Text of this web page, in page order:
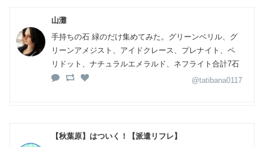
山灘
手持ちの石 緑のだけ集めてみた。グリーンベリル、グ
リーンアメジスト、アイドクレース、プレナイト、ペ
リドット、ナチュラルエメラルド、ネフライト合計7石
@tatibana0117
【秋葉原】はついく！【派遣リフレ】